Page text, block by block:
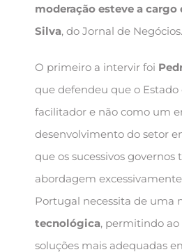
moderação esteve a
Silva, do Jornal de Negócios.
O primeiro a intervir foi
que defendeu que o
facilitador e não como um
desenvolvimento do setor
que os sucessivos
abordagem
Portugal necessita de uma
tecnológica, permitindo ao
soluções mais adequadas